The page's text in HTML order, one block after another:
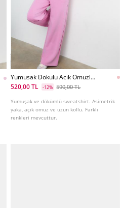
Yumusak Dokulu Acık Omuzlu
Sweatshirt
520,00 TL -12% 590,00 TL
Yumuşak ve dökümlü sweatshirt. Asimetrik
yaka, açık omuz ve uzun kollu. Farklı
renkleri mevcuttur.